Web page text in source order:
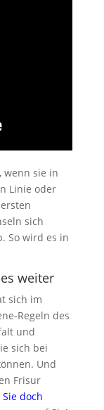
wenn sie in
Linie oder
sich
So wird es in
weiter
sich im
Regeln des
und
sich bei
Und
Frisur
doch